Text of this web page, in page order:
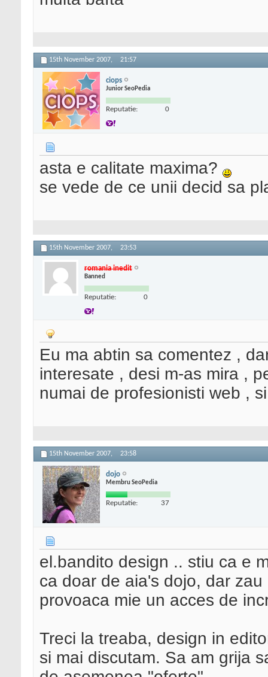
15th November 2007, 21:57
ciops
Junior SeoPedia
Reputatie: 0
asta e calitate maxima?
se vede de ce unii decid sa
15th November 2007, 23:53
romania inedit
Banned
Reputatie: 0
Eu ma abtin sa comentez ,
interesate , desi m-as mira ,
numai de profesionisti web ,
15th November 2007, 23:58
dojo
Membru SeoPedia
Reputatie: 37
el.bandito design .. stiu ca e
ca doar de aia's dojo, dar
provoaca mie un acces de
Treci la treaba, design in
si mai discutam. Sa am grija